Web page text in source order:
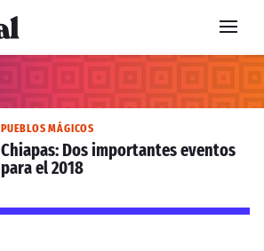
PUEBLOS MÁGICOS
Chiapas: Dos importantes eventos
para el 2018